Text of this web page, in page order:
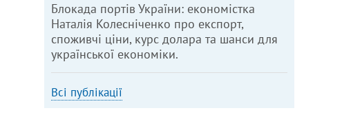
Блокада портів України: економістка
Наталія Колесніченко про експорт,
споживчі ціни, курс долара та шанси для
української економіки.
Всі публікації